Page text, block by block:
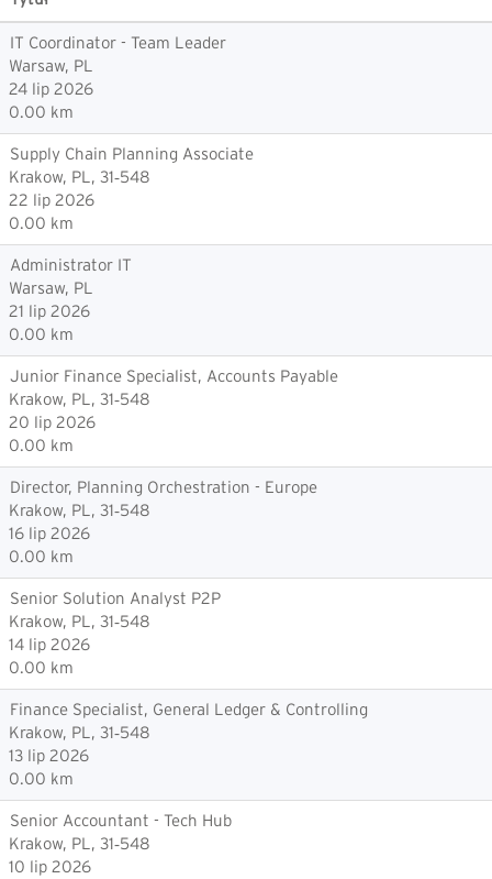
IT Coordinator - Team Leader
Warsaw, PL
24 lip 2026
0.00 km
Supply Chain Planning Associate
Krakow, PL, 31‑548
22 lip 2026
0.00 km
Administrator IT
Warsaw, PL
21 lip 2026
0.00 km
Junior Finance Specialist, Accounts Payable
Krakow, PL, 31‑548
20 lip 2026
0.00 km
Director, Planning Orchestration - Europe
Krakow, PL, 31‑548
16 lip 2026
0.00 km
Senior Solution Analyst P2P
Krakow, PL, 31‑548
14 lip 2026
0.00 km
Finance Specialist, General Ledger & Controlling
Krakow, PL, 31‑548
13 lip 2026
0.00 km
Senior Accountant - Tech Hub
Krakow, PL, 31‑548
10 lip 2026